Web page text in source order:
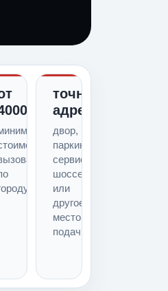
точный
адрес
двор,
паркинг,
сервис,
шоссе
или
другое
место
подачи